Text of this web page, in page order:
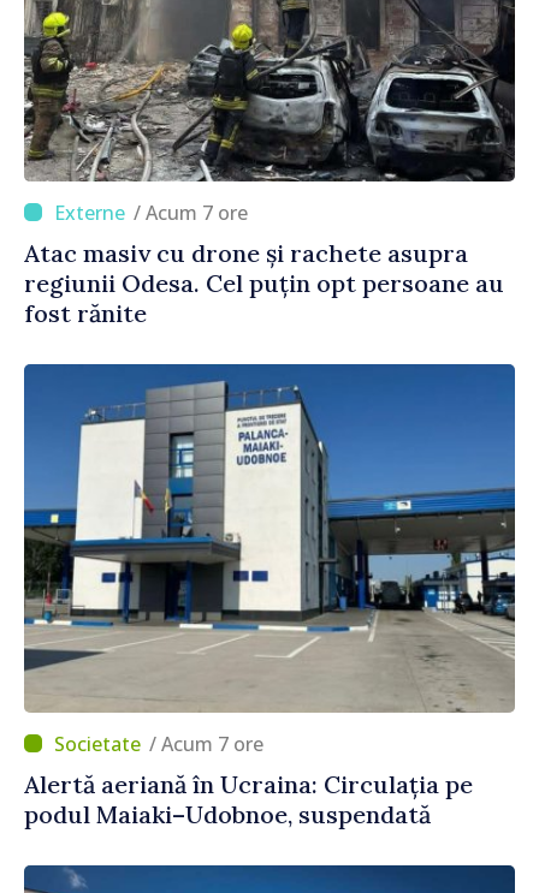
/ Acum 7 ore
Atac masiv cu drone și rachete asupra
regiunii Odesa. Cel puțin opt persoane au
fost rănite
/ Acum 7 ore
Alertă aeriană în Ucraina: Circulația pe
podul Maiaki–Udobnoe, suspendată